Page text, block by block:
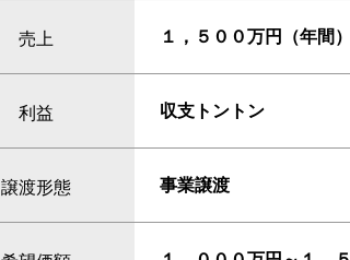
売上 １，５００万円（年間）
利益 収支トントン
譲渡形態 事業譲渡